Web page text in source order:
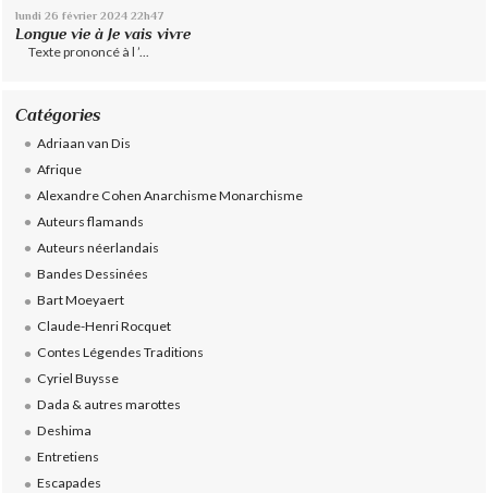
lundi 26 février 2024 22h47
Longue vie à Je vais vivre
Texte prononcé à l ’...
Catégories
Adriaan van Dis
Afrique
Alexandre Cohen Anarchisme Monarchisme
Auteurs flamands
Auteurs néerlandais
Bandes Dessinées
Bart Moeyaert
Claude-Henri Rocquet
Contes Légendes Traditions
Cyriel Buysse
Dada & autres marottes
Deshima
Entretiens
Escapades